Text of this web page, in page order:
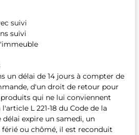
suivi
suivi
un délai de 14 jours à compter de
d'un droit de retour pour
qui ne lui conviennent
L 221-18 du Code de la
expire un samedi, un
ou chômé, il est reconduit